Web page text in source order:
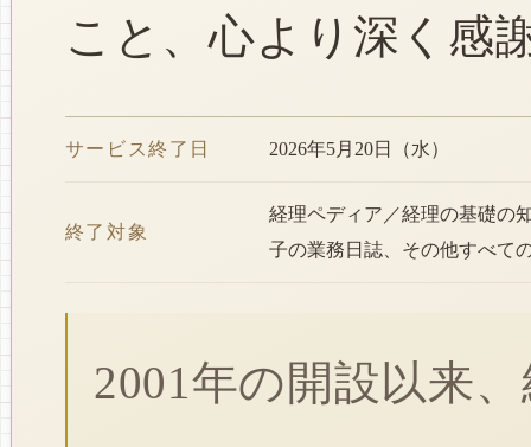
こと、心より深く感
サービス終了日 2026年5月20日（水）
終了対象
経理ペディア／経理の基礎の
子の業務日誌、その他すべて
2001年の開設以来